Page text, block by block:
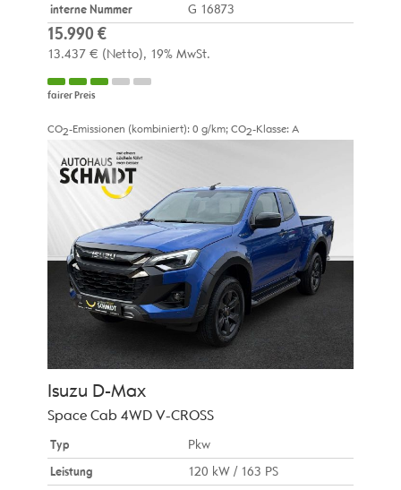
interne Nummer
G 16873
15.990 €
13.437 € (Netto) 19% MwSt.
fairer Preis
CO2-Emissionen (kombiniert): 0 g/km; CO2-Klasse: A
Isuzu D-Max
Space Cab 4WD V-CROSS
Typ
Pkw
Leistung
120 kW / 163 PS